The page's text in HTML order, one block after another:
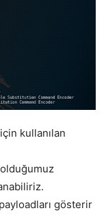
kullanılan
gösterir